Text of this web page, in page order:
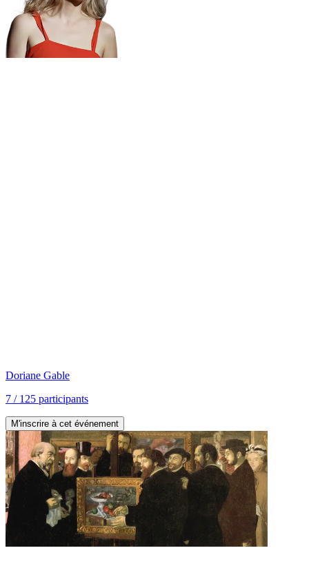
Doriane Gable
7 / 125 participants
M'inscrire à cet événement